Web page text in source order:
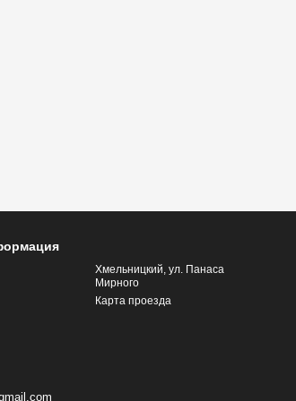
Хмельницкий, ул. Панаса
Мирного
Карта проезда